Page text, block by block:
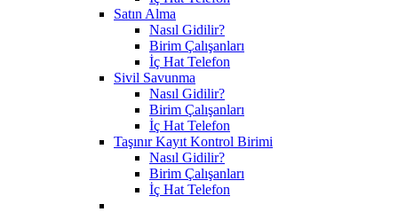
Satın Alma
Nasıl Gidilir?
Birim Çalışanları
İç Hat Telefon
Sivil Savunma
Nasıl Gidilir?
Birim Çalışanları
İç Hat Telefon
Taşınır Kayıt Kontrol Birimi
Nasıl Gidilir?
Birim Çalışanları
İç Hat Telefon